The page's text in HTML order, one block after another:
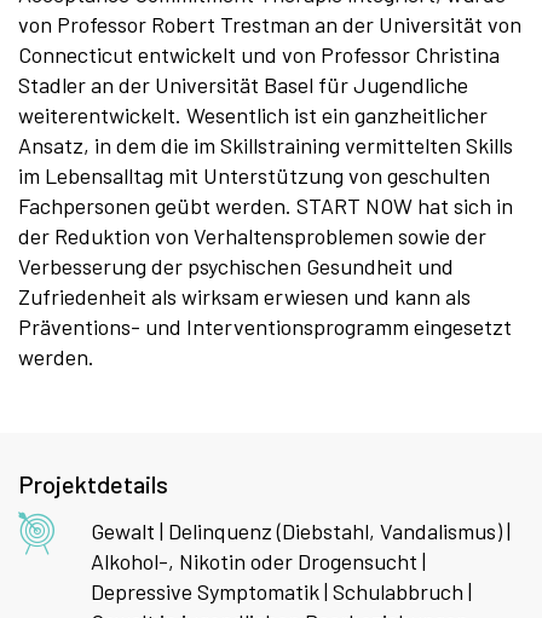
von Professor Robert Trestman an der Universität von
Connecticut entwickelt und von Professor Christina
Stadler an der Universität Basel für Jugendliche
weiterentwickelt. Wesentlich ist ein ganzheitlicher
Ansatz, in dem die im Skillstraining vermittelten Skills
im Lebensalltag mit Unterstützung von geschulten
Fachpersonen geübt werden. START NOW hat sich in
der Reduktion von Verhaltensproblemen sowie der
Verbesserung der psychischen Gesundheit und
Zufriedenheit als wirksam erwiesen und kann als
Präventions- und Interventionsprogramm eingesetzt
werden.
Projektdetails
Gewalt | Delinquenz (Diebstahl, Vandalismus) |
Alkohol-, Nikotin oder Drogensucht |
Depressive Symptomatik | Schulabbruch |